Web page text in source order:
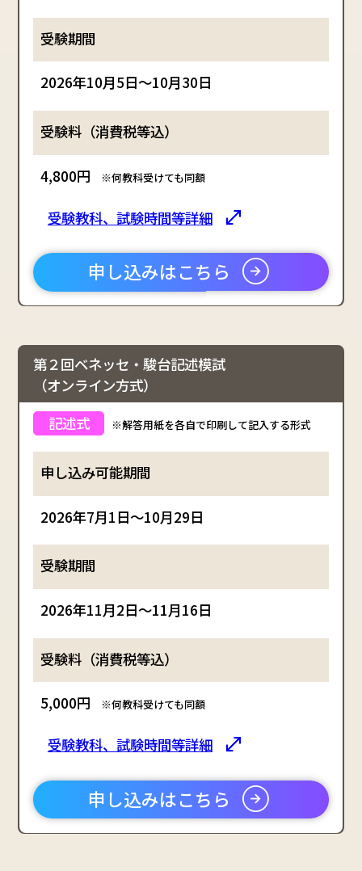
2026年10月5日～10月30日
4,800円 ※何教科受けても同額
受験教科、試験時間等詳細
申し込みはこちら
第２回ベネッセ・駿台記述模試
（オンライン方式）
※解答用紙を各自で印刷して記入する形式
2026年7月1日～10月29日
2026年11月2日～11月16日
5,000円 ※何教科受けても同額
受験教科、試験時間等詳細
申し込みはこちら